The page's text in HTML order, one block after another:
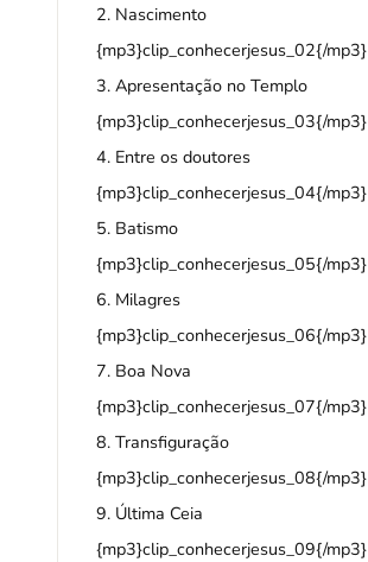
2. Nascimento
{mp3}clip_conhecerjesus_02{/mp3}
3. Apresentação no Templo
{mp3}clip_conhecerjesus_03{/mp3}
4. Entre os doutores
{mp3}clip_conhecerjesus_04{/mp3}
5. Batismo
{mp3}clip_conhecerjesus_05{/mp3}
6. Milagres
{mp3}clip_conhecerjesus_06{/mp3}
7. Boa Nova
{mp3}clip_conhecerjesus_07{/mp3}
8. Transfiguração
{mp3}clip_conhecerjesus_08{/mp3}
9. Última Ceia
{mp3}clip_conhecerjesus_09{/mp3}